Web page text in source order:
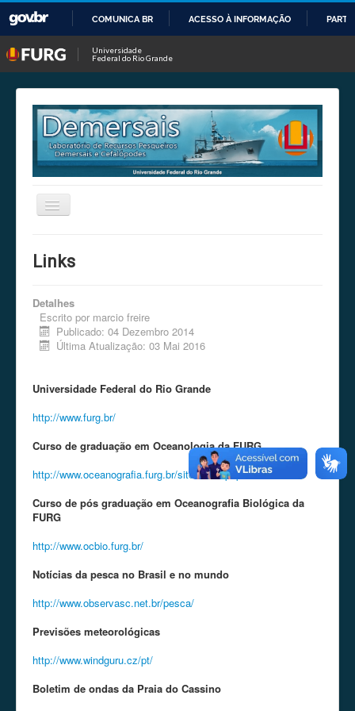
O
CONTEÚDO
COMUNICA BR ACESSO À INFORMAÇÃO
Universidade
Federal do Rio Grande
Alternar
Navegação
Equipe
Disciplinas
Produção
Links
Links
Detalhes
Escrito por marcio freire
Publicado: 04 Dezembro 2014
Última Atualização: 03 Mai 2016
Universidade Federal do Rio Grande
http://www.furg.br/
Curso de graduação em Oceanologia da FURG
http://www.oceanografia.furg.br/site/index.php
Curso de pós graduação em Oceanografia Biológica da
FURG
http://www.ocbio.furg.br/
Notícias da pesca no Brasil e no mundo
http://www.observasc.net.br/pesca/
Previsões meteorológicas
http://www.windguru.cz/pt/
Boletim de ondas da Praia do Cassino